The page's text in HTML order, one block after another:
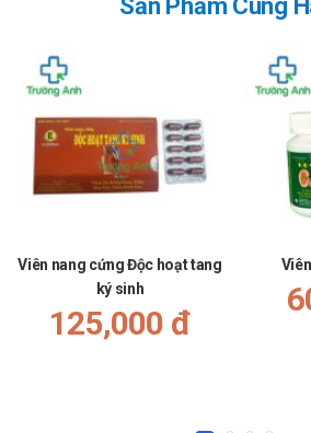
bỏ qua liều đó nếu khoảng cách liều
vượt quá liều sử dụng tối đa.
Nếu quá liều xảy ra cần báo ngay
biểu hiện bất thường cần tới bệnh
thời.
Bảo quản ở nơi khô ráo.
Để xa tầm tay của trẻ em.
Hạn sử dụng
Sản Phẩm Cùng
Viên nang cứng Độc hoạt tang
ký sinh
125,000 đ